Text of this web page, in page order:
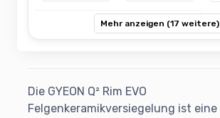
Mehr anzeigen (17 weitere)
Die GYEON Q² Rim EVO
Felgenkeramikversiegelung ist eine